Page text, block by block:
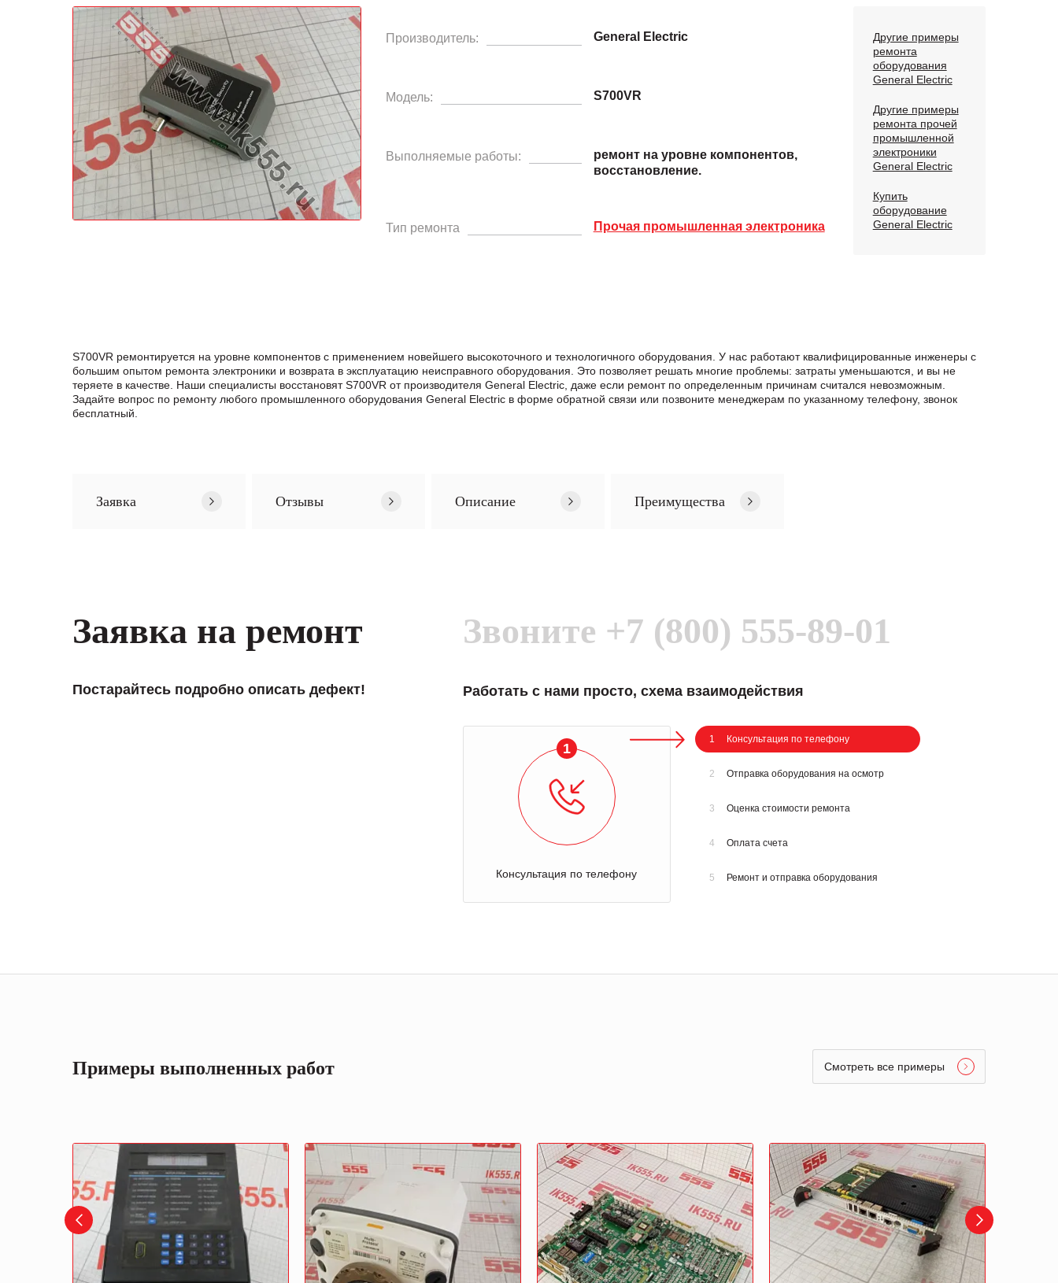
Производитель: General Electric
Модель: S700VR
Выполняемые работы:
ремонт на уровне компонентов,
восстановление.
Тип ремонта Прочая промышленная электроника
Другие примеры
ремонта
оборудования
General Electric
Другие примеры
ремонта прочей
промышленной
электроники
General Electric
Купить
оборудование
General Electric
S700VR ремонтируется на уровне компонентов с применением новейшего высокоточного и технологичного оборудования. У нас работают квалифицированные инженеры с
большим опытом ремонта электроники и возврата в эксплуатацию неисправного оборудования. Это позволяет решать многие проблемы: затраты уменьшаются, и вы не
теряете в качестве. Наши специалисты восстановят S700VR от производителя General Electric, даже если ремонт по определенным причинам считался невозможным.
Задайте вопрос по ремонту любого промышленного оборудования General Electric в формe обратной связи или позвоните менеджерам по указанному телефону, звонок
бесплатный.
Заявка Отзывы Описание Преимущества
Заявка на ремонт
Постарайтесь подробно описать дефект!
Звоните +7 (800) 555-89-01
Работать с нами просто, схема взаимодействия
1
Консультация по телефону
1 Консультация по телефону
2 Отправка оборудования на осмотр
3 Оценка стоимости ремонта
4 Оплата счета
5 Ремонт и отправка оборудования
Примеры выполненных работ Смотреть все примеры